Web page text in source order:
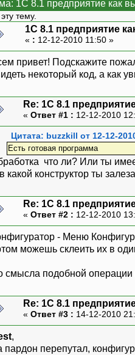
1C 8.1 предприятие как
тему.
1C 8.1 предприятие
« : 12-12-2010 11:50 »
привет! Подскажите
некоторый код, а как
Re: 1C 8.1
« Ответ #1 : 12-12-2010
Цитата: buzzkill от 12-12-
Есть готовая программа
что ли? Или ты
какой конструктор ты
Re: 1C 8.1
« Ответ #2 : 12-12-2010
- Меню
можешь склеить их в
смысла подобной операции
Re: 1C 8.1
« Ответ #3 : 14-12-2010
,
пардон перепутал,